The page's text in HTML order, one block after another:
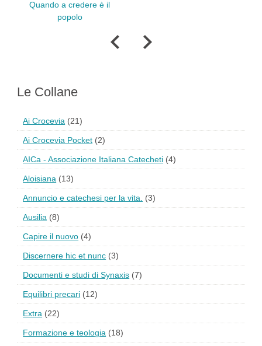
Quando a credere è il
popolo
Le Collane
Ai Crocevia (21)
Ai Crocevia Pocket (2)
AICa - Associazione Italiana Catecheti (4)
Aloisiana (13)
Annuncio e catechesi per la vita. (3)
Ausilia (8)
Capire il nuovo (4)
Discernere hic et nunc (3)
Documenti e studi di Synaxis (7)
Equilibri precari (12)
Extra (22)
Formazione e teologia (18)